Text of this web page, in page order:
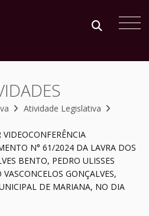
Atividade Legislativa
N° 61/2024 DA LAVRA DOS
BENTO, PEDRO ULISSES
GONÇALVES,
DE MARIANA, NO DIA